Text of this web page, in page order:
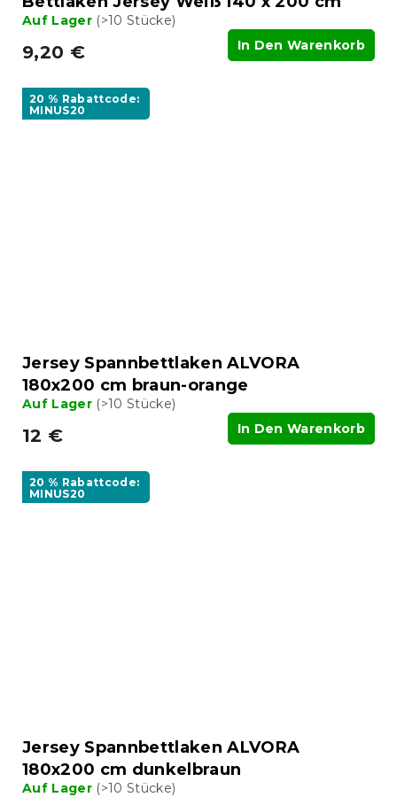
Auf Lager (>10 Stücke)
9,20 € In Den Warenkorb
20 % Rabattcode:
MINUS20
Jersey Spannbettlaken ALVORA
180x200 cm braun-orange
Auf Lager (>10 Stücke)
12 € In Den Warenkorb
20 % Rabattcode:
MINUS20
Jersey Spannbettlaken ALVORA
180x200 cm dunkelbraun
Auf Lager (>10 Stücke)